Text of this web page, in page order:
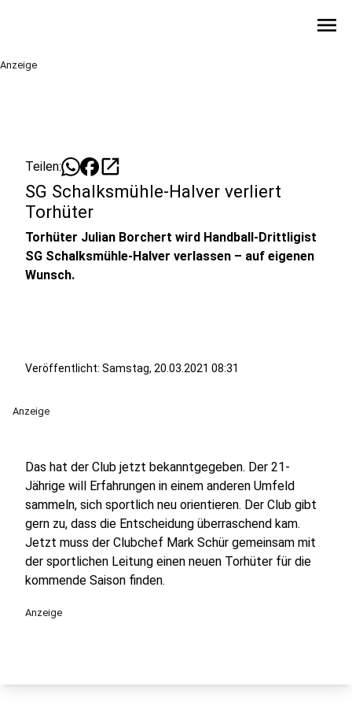
menu
Anzeige
Teilen: open_in_new
SG Schalksmühle-Halver verliert
Torhüter
Torhüter Julian Borchert wird Handball-Drittligist
SG Schalksmühle-Halver verlassen – auf eigenen
Wunsch.
Veröffentlicht: Samstag, 20.03.2021 08:31
Anzeige
Das hat der Club jetzt bekanntgegeben. Der 21-
Jährige will Erfahrungen in einem anderen Umfeld
sammeln, sich sportlich neu orientieren. Der Club gibt
gern zu, dass die Entscheidung überraschend kam.
Jetzt muss der Clubchef Mark Schür gemeinsam mit
der sportlichen Leitung einen neuen Torhüter für die
kommende Saison finden.
Anzeige